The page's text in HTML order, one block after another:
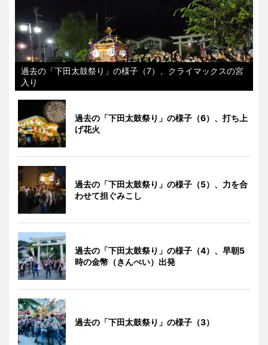
過去の「下田太鼓祭り」の様子（7）、クライマックスの宮
入り
過去の「下田太鼓祭り」の様子（6）、打ち上
げ花火
過去の「下田太鼓祭り」の様子（5）、力を合
わせて担ぐみこし
過去の「下田太鼓祭り」の様子（4）、早朝5
時の金幣（きんぺい）出発
過去の「下田太鼓祭り」の様子（3）